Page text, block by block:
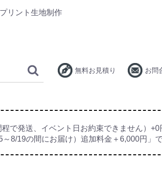
リント生地制作
無料お見積り お問
発送、イベント日お約束できません）+0
8/19の間にお届け）追加料金＋6,000円」で